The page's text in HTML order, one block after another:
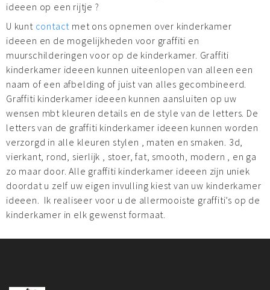
ideeen op een rijtje ?
U kuntcontact met ons opnemen over kinderkamer
ideeen en de mogelijkheden voor graffiti en
muurschilderingen voor op de kinderkamer. Graffiti
kinderkamer ideeen kunnen uiteenlopen van alleen een
naam of een afbelding of juist van alles gecombineerd.
Graffiti kinderkamer ideeen kunnen aansluiten op uw
wensen mbt kleuren details en de style van de letters. De
letters van de graffiti kinderkamer ideeen kunnen worden
verzorgd in alle kleuren stylen , maten en smaken. 3d,
vierkant, rond, sierlijk , stoer, fat, smooth, modern , en ga
zo maar door. Alle graffiti kinderkamer ideeen zijn uniek
doordat u zelf uw eigen invulling kiest van uw kinderkamer
ideeen. Ik realiseer voor u de allermooiste graffiti’s op de
kinderkamer in elk gewenst formaat.